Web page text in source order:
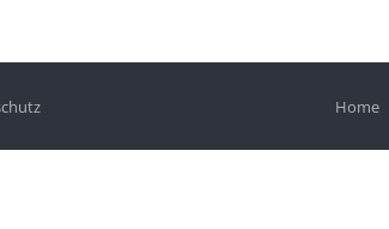
Home